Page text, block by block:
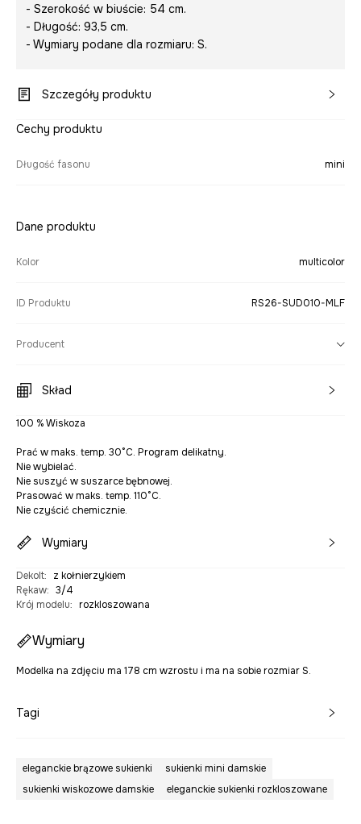
- Szerokość w biuście: 54 cm.
- Długość: 93,5 cm.
- Wymiary podane dla rozmiaru: S.
Szczegóły produktu
Cechy produktu
Długość fasonu mini
Dane produktu
Kolor multicolor
ID Produktu RS26-SUD010-MLF
Producent
Skład
100 % Wiskoza
Prać w maks. temp. 30°C. Program delikatny.
Nie wybielać.
Nie suszyć w suszarce bębnowej.
Prasować w maks. temp. 110°C.
Nie czyścić chemicznie.
Wymiary
Dekolt:
z kołnierzykiem
Rękaw: 3/4
Krój modelu: rozkloszowana
Wymiary
Modelka na zdjęciu ma 178 cm wzrostu i ma na sobie rozmiar S.
Tagi
eleganckie brązowe sukienki
sukienki mini damskie
sukienki wiskozowe damskie
eleganckie sukienki rozkloszowane